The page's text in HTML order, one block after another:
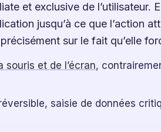
et exclusive de l’utilisateur.
jusqu’à ce que l’action
sur le fait qu’elle
et de l’écran,
saisie de données